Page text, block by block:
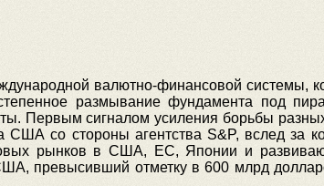
валютно-финансовой системы,
размывание фундамента под
Первым сигналом усиления борьбы
США со стороны агентства S&P, вслед за
рынков в США, ЕС, Японии и
превысивший отметку в 600 млрд